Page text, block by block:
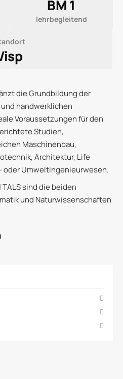
BM 1
lehrbegleitend
die Grundbildung der
handwerklichen
Voraussetzungen für den
Studien,
Maschinenbau,
Architektur, Life
Umweltingenieurwesen.
sind die beiden
und Naturwissenschaften